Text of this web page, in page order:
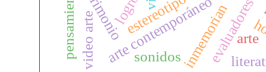
evaluadores
arte
estereotipo
arte contemporáneo
inmemorian
sonidos
video arte